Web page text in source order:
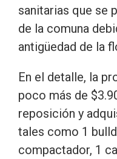
sanitarias que se
de la comuna
antigüedad de la
En el detalle, la
poco más de
reposición y
tales como 1
compactador, 1